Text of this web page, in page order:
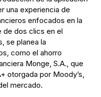
una experiencia de
enfocados en la
de dos clics en el
se planea la
como el ahorro
Monge, S.A., que
otorgada por Moody’s,
mercado.